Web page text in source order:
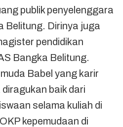
publik penyelenggara
Belitung. Dirinya juga
pendidikan
Bangka Belitung.
Babel yang karir
baik dari
selama kuliah di
kepemudaan di